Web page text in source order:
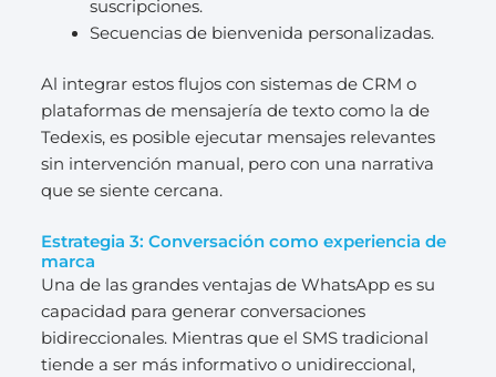
suscripciones.
Secuencias de bienvenida personalizadas.
Al integrar estos flujos con sistemas de CRM o
plataformas de mensajería de texto como la de
Tedexis, es posible ejecutar mensajes relevantes
sin intervención manual, pero con una narrativa
que se siente cercana.
Estrategia 3: Conversación como experiencia de
marca
Una de las grandes ventajas de WhatsApp es su
capacidad para generar conversaciones
bidireccionales. Mientras que el SMS tradicional
tiende a ser más informativo o unidireccional,